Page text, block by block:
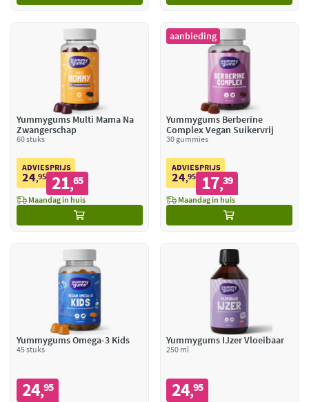
Yummygums Multi Mama Na
Zwangerschap
60 stuks
ADVIESPRIJS
24,95 21,65
Maandag in huis
aanbieding
Yummygums Berberine
Complex Vegan Suikervrij
30 gummies
ADVIESPRIJS
24,95 17,39
Maandag in huis
Yummygums Omega-3 Kids
45 stuks
24,95
Yummygums IJzer Vloeibaar
250 ml
24,95